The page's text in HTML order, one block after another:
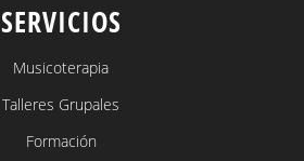
SERVICIOS
Musicoterapia
Talleres Grupales
Formación